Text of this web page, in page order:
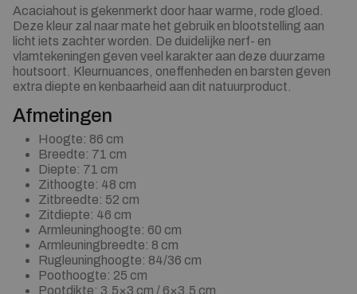
Acaciahout is gekenmerkt door haar warme, rode gloed.
Deze kleur zal naar mate het gebruik en blootstelling aan
licht iets zachter worden. De duidelijke nerf- en
vlamtekeningen geven veel karakter aan deze duurzame
houtsoort. Kleurnuances, oneffenheden en barsten geven
extra diepte en kenbaarheid aan dit natuurproduct.
Afmetingen
Hoogte: 86 cm
Breedte: 71 cm
Diepte: 71 cm
Zithoogte: 48 cm
Zitbreedte: 52 cm
Zitdiepte: 46 cm
Armleuninghoogte: 60 cm
Armleuningbreedte: 8 cm
Rugleuninghoogte: 84/36 cm
Poothoogte: 25 cm
Pootdikte: 3,5×3 cm / 6×3,5 cm